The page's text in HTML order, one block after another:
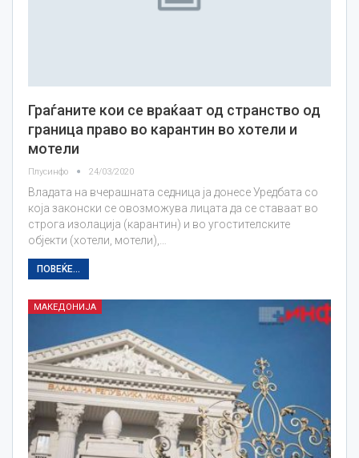
Граѓаните кои се враќаат од странство од
граница право во карантин во хотели и
мотели
Плусинфо 24/03/2020
Владата на вчерашната седница ја донесе Уредбата со
која законски се овозможува лицата да се ставаат во
строга изолација (карантин) и во угостителските
објекти (хотели, мотели),…
ПОВЕЌЕ...
МАКЕДОНИЈА